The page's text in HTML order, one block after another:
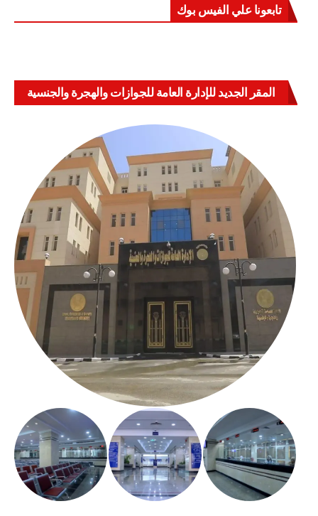
تابعونا علي الفيس بوك
المقر الجديد للإدارة العامة للجوازات والهجرة والجنسية